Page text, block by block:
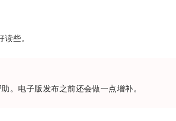
些。
。电子版发布之前还会做一点增补。